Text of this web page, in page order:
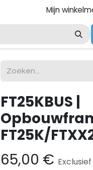
Mijn
FT25KBUS |
FT25K/
65,00 €